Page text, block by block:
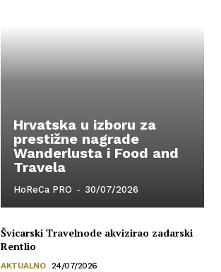
Hrvatska u izboru za
prestižne nagrade
Wanderlusta i Food and
Travela
HoReCa PRO - 30/07/2026
Švicarski Travelnode akvizirao zadarski
Rentlio
AKTUALNO 24/07/2026